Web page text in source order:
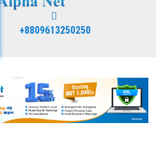
+8809613250250